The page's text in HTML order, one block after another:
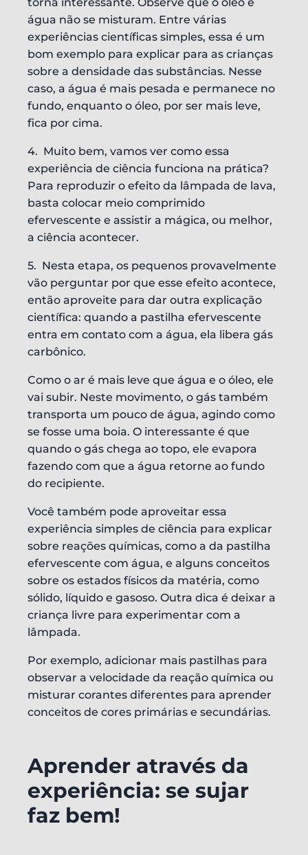
água não se misturam. Entre várias
experiências científicas simples, essa é um
bom exemplo para explicar para as crianças
sobre a densidade das substâncias. Nesse
caso, a água é mais pesada e permanece no
fundo, enquanto o óleo, por ser mais leve,
fica por cima.
4. Muito bem, vamos ver como essa
experiência de ciência funciona na prática?
Para reproduzir o efeito da lâmpada de lava,
basta colocar meio comprimido
efervescente e assistir a mágica, ou melhor,
a ciência acontecer.
5. Nesta etapa, os pequenos provavelmente
vão perguntar por que esse efeito acontece,
então aproveite para dar outra explicação
científica: quando a pastilha efervescente
entra em contato com a água, ela libera gás
carbônico.
Como o ar é mais leve que água e o óleo, ele
vai subir. Neste movimento, o gás também
transporta um pouco de água, agindo como
se fosse uma boia. O interessante é que
quando o gás chega ao topo, ele evapora
fazendo com que a água retorne ao fundo
do recipiente.
Você também pode aproveitar essa
experiência simples de ciência para explicar
sobre reações químicas, como a da pastilha
efervescente com água, e alguns conceitos
sobre os estados físicos da matéria, como
sólido, líquido e gasoso. Outra dica é deixar a
criança livre para experimentar com a
lâmpada.
Por exemplo, adicionar mais pastilhas para
observar a velocidade da reação química ou
misturar corantes diferentes para aprender
conceitos de cores primárias e secundárias.
Aprender através da
experiência: se sujar
faz bem!